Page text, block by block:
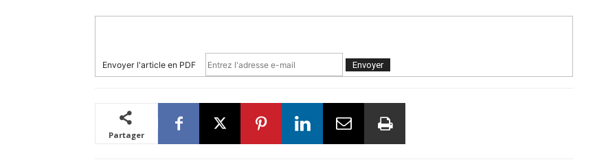
Envoyer l'article en PDF
Partager